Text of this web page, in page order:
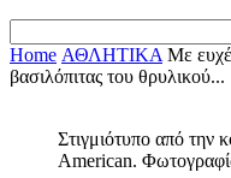
Home ΑΘΛΗΤΙΚΑ Με
βασιλόπιτας του θρυλικού...
Στιγμιότυπο από την
American.